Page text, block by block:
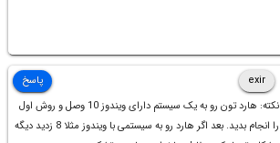
exir
نکته: هارد تون رو به یک سیستم دارای ویندوز 10 وصل و روش اول
را انجام بدید. بعد اگر هارد رو به سیستمی با ویندوز مثلا 8 زدید دیگه
پاسخ